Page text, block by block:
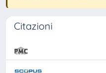
Citazioni